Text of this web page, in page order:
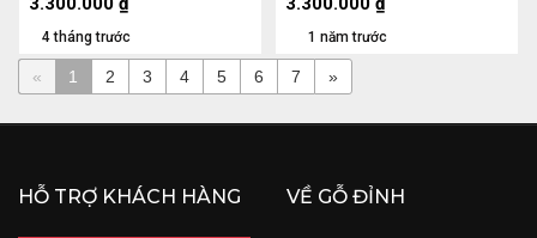
4 tháng trước 1 năm trước
« 1 2 3 4 5 6 7 »
HỖ TRỢ KHÁCH HÀNG VỀ GỖ ĐỈNH